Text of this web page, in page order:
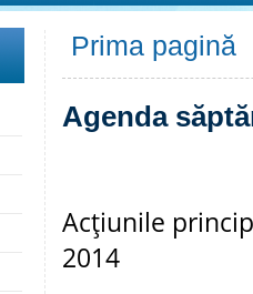
Prima pagină
Agenda
Acţiunile
2014